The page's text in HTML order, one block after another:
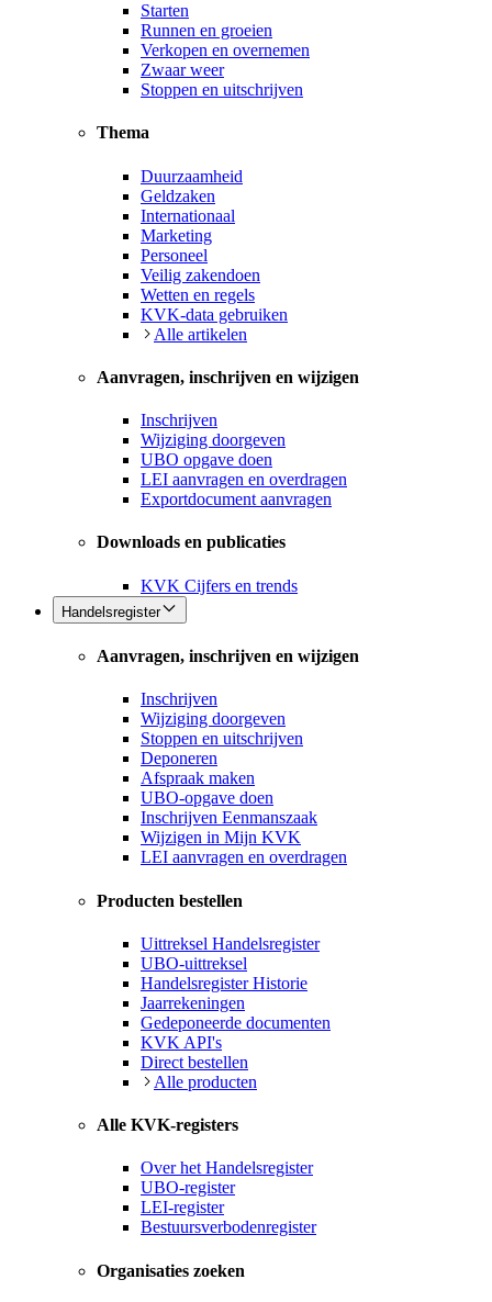
Starten
Runnen en groeien
Verkopen en overnemen
Zwaar weer
Stoppen en uitschrijven
Thema
Duurzaamheid
Geldzaken
Internationaal
Marketing
Personeel
Veilig zakendoen
Wetten en regels
KVK-data gebruiken
Alle artikelen
Aanvragen, inschrijven en wijzigen
Inschrijven
Wijziging doorgeven
UBO opgave doen
LEI aanvragen en overdragen
Exportdocument aanvragen
Downloads en publicaties
KVK Cijfers en trends
Handelsregister
Aanvragen, inschrijven en wijzigen
Inschrijven
Wijziging doorgeven
Stoppen en uitschrijven
Deponeren
Afspraak maken
UBO-opgave doen
Inschrijven Eenmanszaak
Wijzigen in Mijn KVK
LEI aanvragen en overdragen
Producten bestellen
Uittreksel Handelsregister
UBO-uittreksel
Handelsregister Historie
Jaarrekeningen
Gedeponeerde documenten
KVK API's
Direct bestellen
Alle producten
Alle KVK-registers
Over het Handelsregister
UBO-register
LEI-register
Bestuursverbodenregister
Organisaties zoeken